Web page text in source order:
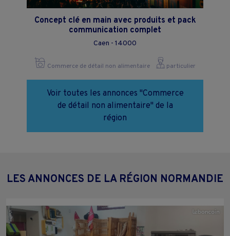
Concept clé en main avec produits et pack
communication complet
Caen - 14000
Commerce de détail non alimentaire particulier
Voir toutes les annonces "Commerce
de détail non alimentaire" de la
région
LES ANNONCES DE LA RÉGION NORMANDIE